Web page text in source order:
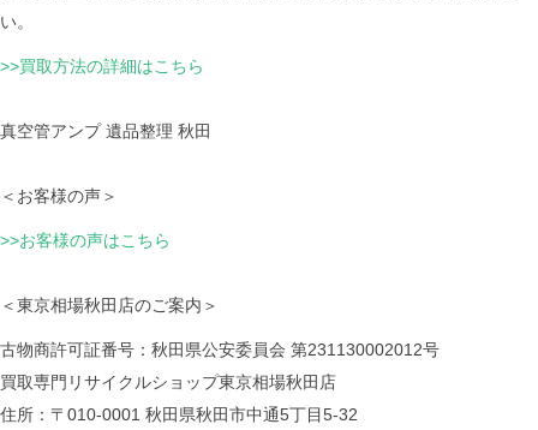
い。
>>買取方法の詳細はこちら
真空管アンプ 遺品整理 秋田
＜お客様の声＞
>>お客様の声はこちら
＜東京相場秋田店のご案内＞
古物商許可証番号：秋田県公安委員会 第231130002012号
買取専門リサイクルショップ東京相場秋田店
住所：〒010-0001 秋田県秋田市中通5丁目5-32